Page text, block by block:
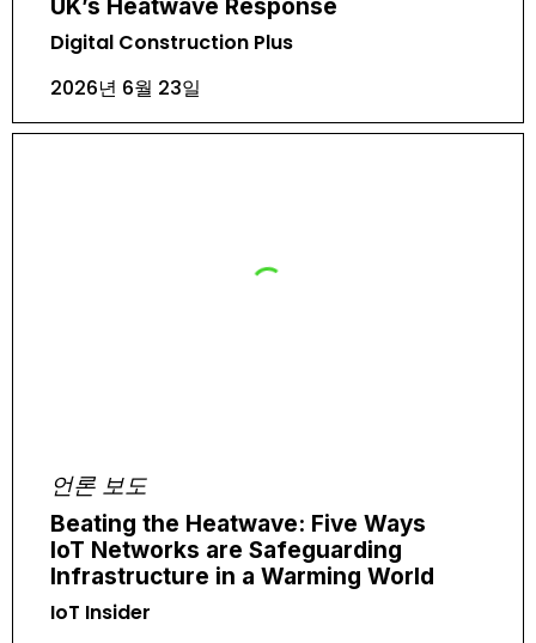
UK’s Heatwave Response
Digital Construction Plus
2026년 6월 23일
언론 보도
Beating the Heatwave: Five Ways
IoT Networks are Safeguarding
Infrastructure in a Warming World
IoT Insider